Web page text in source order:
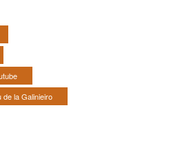
de la Galinieiro